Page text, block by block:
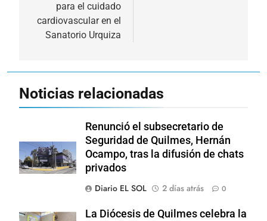
para el cuidado
cardiovascular en el
Sanatorio Urquiza
Noticias relacionadas
Renunció el subsecretario de
Seguridad de Quilmes, Hernán
Ocampo, tras la difusión de chats
privados
Diario EL SOL
2 días atrás 0
La Diócesis de Quilmes celebra la